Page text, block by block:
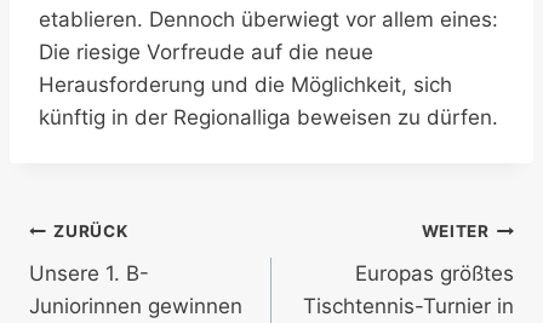
etablieren. Dennoch überwiegt vor allem eines:
Die riesige Vorfreude auf die neue
Herausforderung und die Möglichkeit, sich
künftig in der Regionalliga beweisen zu dürfen.
Beitragsnavigation
ZURÜCK
Unsere 1. B-
Juniorinnen gewinnen
WEITER
Europas größtes
Tischtennis-Turnier in